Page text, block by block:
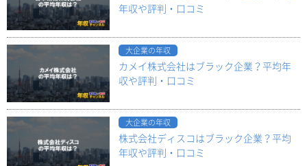
年収や評判・口コミ
大企業の年収
カメイ株式会社はブラック企業？平均年
収や評判・口コミ
大企業の年収
株式会社ディスコはブラック企業？平均
年収や評判・口コミ